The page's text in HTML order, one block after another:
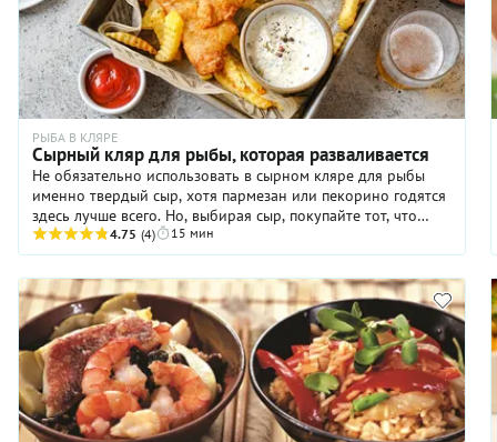
РЫБА В КЛЯРЕ
Сырный кляр для рыбы, которая разваливается
Не обязательно использовать в сырном кляре для рыбы
именно твердый сыр, хотя пармезан или пекорино годятся
здесь лучше всего. Но, выбирая сыр, покупайте тот, что
хорошо и равномерно плавится.
4.75 (4) 15 мин